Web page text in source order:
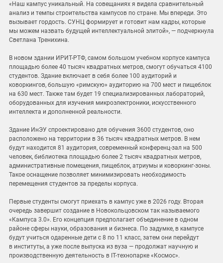
«Наш кампус уникальный. На совещаниях я видела сравнительный
анализ и темпы строительства кампусов по стране. Мы впереди. Это
вызывает гордость. СУНЦ формирует и готовит нам кадры, которые
мы можем назвать будущей интеллектуальной элитой», — подчеркнула
Светлана Тренихина.
В новом здании ИРИТ-РТФ, самом большом учебном корпусе кампуса
площадью более 40 тысяч квадратных метров, смогут обучаться 4100
студентов. Здание включает в себя более 100 аудиторий и
коворкингов, большую «римскую» аудиторию на 700 мест и пищеблок
на 630 мест. Также там будет 19 специализированных лабораторий,
оборудованных для изучения микроэлектроники, искусственного
интеллекта и дополненной реальности.
Здание ИнЭУ спроектировано для обучения 3600 студентов, оно
расположено на территории в 36 тысяч квадратных метров. В нем
будут находится 81 аудитория, современный конференц-зал на 500
человек, библиотека площадью более 2 тысяч квадратных метров,
административные помещения, пищеблок, атриумы и коворкинг-зоны.
Такое оснащение позволяет минимизировать необходимость
перемещения студентов за пределы корпуса.
Первые студенты смогут приехать в кампус уже в 2026 году. Вторая
очередь завершит создание в Новокольцовском так называемого
«Кампуса 3.0». Его концепция предполагает объединение в одном
районе сферы науки, образования и бизнеса. По задумке, в кампусе
будут учиться одаренные дети с 8 по 11 класс, затем они перейдут
в институты, а уже после выпуска из вуза — продолжат научную и
производственную деятельность в IT-технопарке «Космос».